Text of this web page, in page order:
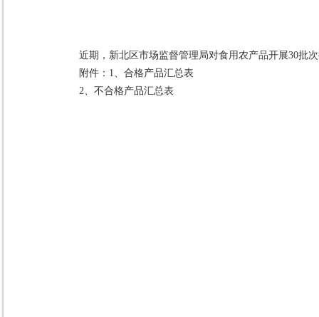
近期，新北区市场监督管理局对食用农产品开展30批
附件：1、 合格产品汇总表
2、 不合格产品汇总表